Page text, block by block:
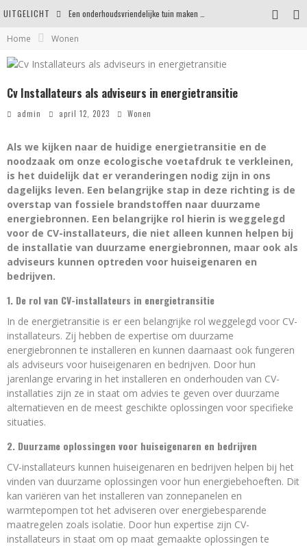
UITGELICHT
Waar je op moet letten voordat je een woning koopt
Waarom persoonlijk matrasadvies het verschil maakt
Home Wonen
Cv Installateurs als adviseurs in energietransitie
admin april 12, 2023 Wonen
Als we kijken naar de huidige energietransitie en de
noodzaak om onze ecologische voetafdruk te verkleinen,
is het duidelijk dat er veranderingen nodig zijn in ons
dagelijks leven. Een belangrijke stap in deze richting is de
overstap van fossiele brandstoffen naar duurzame
energiebronnen. Een belangrijke rol hierin is weggelegd
voor de CV-installateurs, die niet alleen kunnen helpen bij
de installatie van duurzame energiebronnen, maar ook als
adviseurs kunnen optreden voor huiseigenaren en
bedrijven.
1. De rol van CV-installateurs in energietransitie
In de energietransitie is er een belangrijke rol weggelegd voor CV-
installateurs. Zij hebben de expertise om duurzame
energiebronnen te installeren en kunnen daarnaast ook fungeren
als adviseurs voor huiseigenaren en bedrijven. Door hun
jarenlange ervaring in het installeren en onderhouden van CV-
installaties zijn ze in staat om advies te geven over duurzame
alternatieven en de meest geschikte oplossingen voor specifieke
situaties.
2. Duurzame oplossingen voor huiseigenaren en bedrijven
CV-installateurs kunnen huiseigenaren en bedrijven helpen bij het
vinden van duurzame oplossingen voor hun energiebehoeften. Dit
kan variëren van het installeren van zonnepanelen en
warmtepompen tot het adviseren over energiebesparende
maatregelen zoals isolatie. Door hun expertise zijn CV-
installateurs in staat om op maat gemaakte oplossingen te